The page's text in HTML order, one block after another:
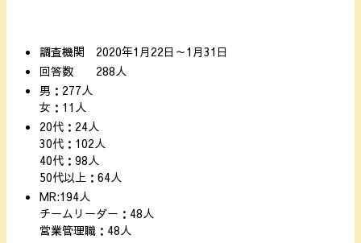
調査機関 2020年1月22日～1月31日
回答数 288人
男：277人
女：11人
20代：24人
30代：102人
40代：98人
50代以上：64人
MR:194人
チームリーダー：48人
営業管理職：48人